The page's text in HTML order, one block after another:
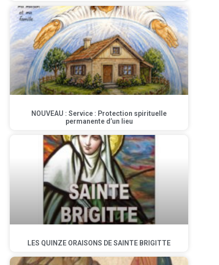
NOUVEAU : Service : Protection spirituelle
permanente d’un lieu
LES QUINZE ORAISONS DE SAINTE BRIGITTE